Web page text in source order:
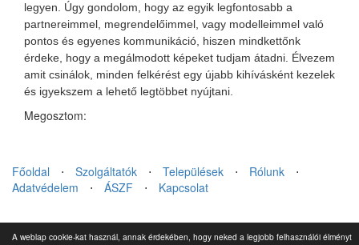
A weblap cookie-kat használ, annak érdekében, hogy neked a legjobb felhasználói élményt
legyen. Úgy gondolom, hogy az egyik legfontosabb a
partnereimmel, megrendelőimmel, vagy modelleimmel való
pontos és egyenes kommunikáció, hiszen mindkettőnk
érdeke, hogy a megálmodott képeket tudjam átadni. Élvezem
amit csinálok, minden felkérést egy újabb kihívásként kezelek
és igyekszem a lehető legtöbbet nyújtani.
Megosztom:
Főoldal ⋅ Szolgáltatók ⋅ Települések ⋅ Rólunk
⋅
Adatvédelem
⋅ ÁSZF ⋅ Kapcsolat
© TeEsküvőd.hu 2016. Minden jog fenntartva.